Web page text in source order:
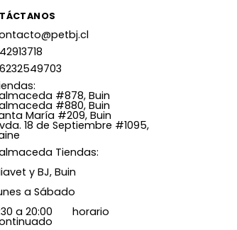
#878, Buin
#880, Buin
María #209, Buin
18 de Septiembre #1095,
Tiendas:
y BJ, Buin
a Sábado
a 20:00 horario